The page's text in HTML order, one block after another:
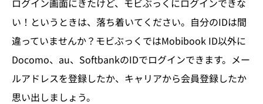
ログイン画面にきたけど、モビぶっくにログインできな
い！というときは、落ち着いてください。自分のIDは間
違っていませんか？モビぶっくではMobibook ID以外に
Docomo、au、SoftbankのIDでログインできます。メー
ルアドレスを登録したか、キャリアから会員登録したか
思い出しましょう。